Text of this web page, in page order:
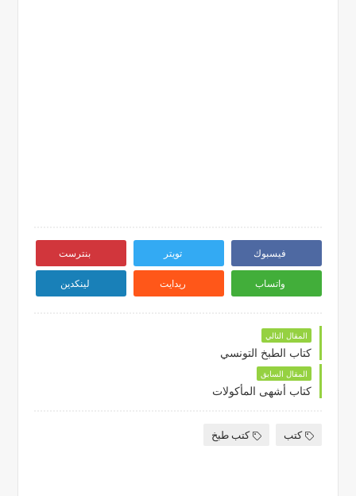
فيسبوك تويتر بنترست
واتساب ريدايت لينكدين
المقال التالي
كتاب الطبخ التونسي
المقال السابق
كتاب أشهى المأكولات
كتب كتب طبخ